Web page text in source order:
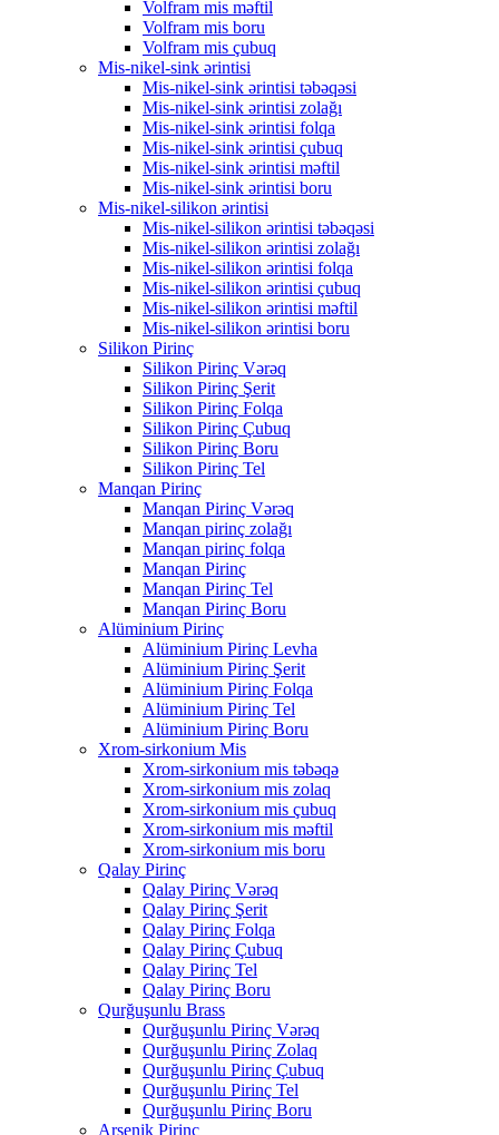
Volfram mis məftil
Volfram mis boru
Volfram mis çubuq
Mis-nikel-sink ərintisi
Mis-nikel-sink ərintisi təbəqəsi
Mis-nikel-sink ərintisi zolağı
Mis-nikel-sink ərintisi folqa
Mis-nikel-sink ərintisi çubuq
Mis-nikel-sink ərintisi məftil
Mis-nikel-sink ərintisi boru
Mis-nikel-silikon ərintisi
Mis-nikel-silikon ərintisi təbəqəsi
Mis-nikel-silikon ərintisi zolağı
Mis-nikel-silikon ərintisi folqa
Mis-nikel-silikon ərintisi çubuq
Mis-nikel-silikon ərintisi məftil
Mis-nikel-silikon ərintisi boru
Silikon Pirinç
Silikon Pirinç Vərəq
Silikon Pirinç Şerit
Silikon Pirinç Folqa
Silikon Pirinç Çubuq
Silikon Pirinç Boru
Silikon Pirinç Tel
Manqan Pirinç
Manqan Pirinç Vərəq
Manqan pirinç zolağı
Manqan pirinç folqa
Manqan Pirinç
Manqan Pirinç Tel
Manqan Pirinç Boru
Alüminium Pirinç
Alüminium Pirinç Levha
Alüminium Pirinç Şerit
Alüminium Pirinç Folqa
Alüminium Pirinç Tel
Alüminium Pirinç Boru
Xrom-sirkonium Mis
Xrom-sirkonium mis təbəqə
Xrom-sirkonium mis zolaq
Xrom-sirkonium mis çubuq
Xrom-sirkonium mis məftil
Xrom-sirkonium mis boru
Qalay Pirinç
Qalay Pirinç Vərəq
Qalay Pirinç Şerit
Qalay Pirinç Folqa
Qalay Pirinç Çubuq
Qalay Pirinç Tel
Qalay Pirinç Boru
Qurğuşunlu Brass
Qurğuşunlu Pirinç Vərəq
Qurğuşunlu Pirinç Zolaq
Qurğuşunlu Pirinç Çubuq
Qurğuşunlu Pirinç Tel
Qurğuşunlu Pirinç Boru
Arsenik Pirinç